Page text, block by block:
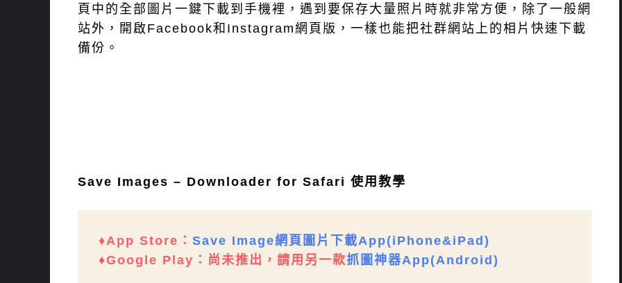
頁中的全部圖片一鍵下載到手機裡，遇到要保存大量照片時就非常方便，除了一般網
站外，開啟Facebook和Instagram網頁版，一樣也能把社群網站上的相片快速下載
備份。
Save Images – Downloader for Safari 使用教學
♦App Store： Save Image網頁圖片下載App(iPhone&iPad)
♦Google Play：尚未推出，請用另一款抓圖神器App(Android)